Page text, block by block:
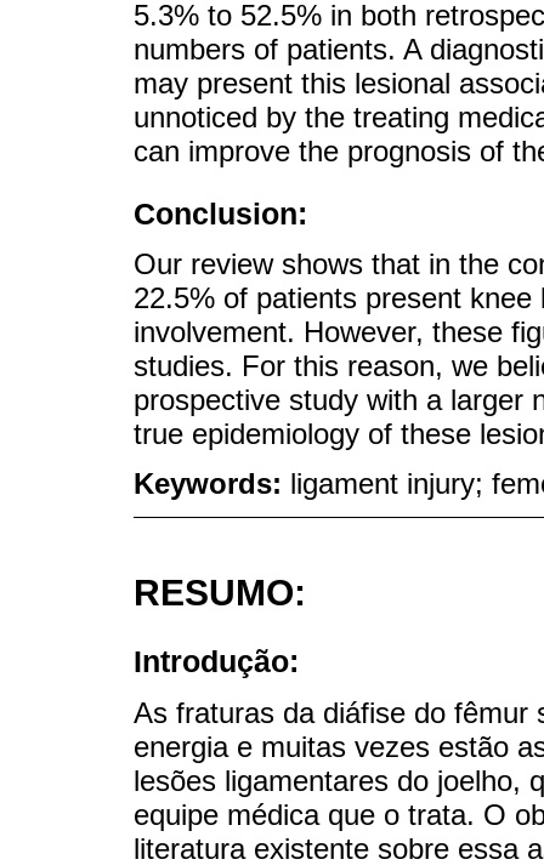
5.3% to 52.5% in both
numbers of patients. A
may present this lesional
unnoticed by the treating
can improve the prognosis of
Conclusion:
Our review shows that in the
22.5% of patients present
involvement. However, these
studies. For this reason, we
prospective study with a larger
true epidemiology of these
Keywords: ligament injury;
RESUMO:
Introdução:
As fraturas da diáfise do fêmur
energia e muitas vezes estão
lesões ligamentares do joelho,
equipe médica que o trata. O
literatura existente sobre essa